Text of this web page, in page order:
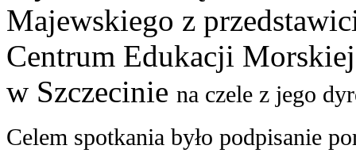
Majewskiego z
Centrum Edukacji
w Szczecinie na czele z jego
Celem spotkania było podpisanie